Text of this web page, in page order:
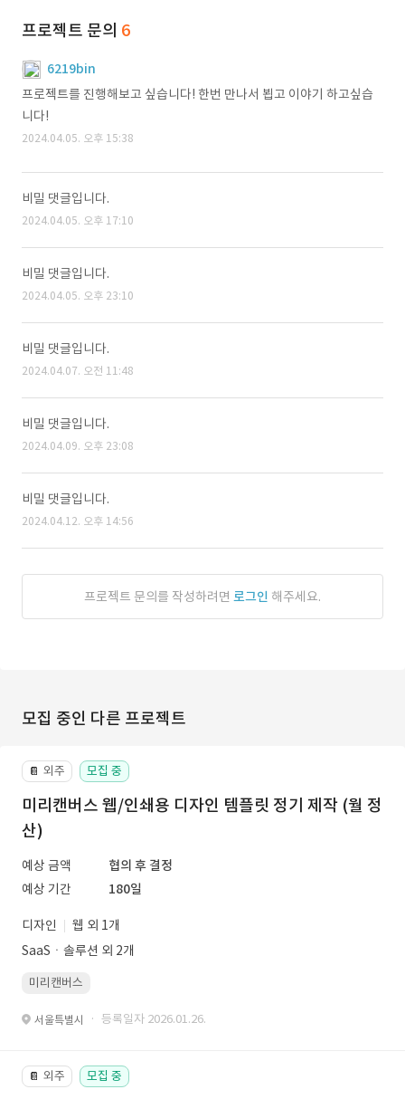
프로젝트 문의 6
6219bin
프로젝트를 진행해보고 싶습니다! 한번 만나서 뵙고 이야기 하고싶습
니다!
2024.04.05. 오후 15:38
비밀 댓글입니다.
2024.04.05. 오후 17:10
비밀 댓글입니다.
2024.04.05. 오후 23:10
비밀 댓글입니다.
2024.04.07. 오전 11:48
비밀 댓글입니다.
2024.04.09. 오후 23:08
비밀 댓글입니다.
2024.04.12. 오후 14:56
프로젝트 문의를 작성하려면 로그인 해주세요.
모집 중인 다른 프로젝트
📔 외주 모집 중
미리캔버스 웹/인쇄용 디자인 템플릿 정기 제작 (월 정
산)
예상 금액
협의 후 결정
예상 기간
180일
디자인
웹 외 1개
SaaSㆍ솔루션 외 2개
미리캔버스
서울특별시 · 등록일자 2026.01.26.
📔 외주 모집 중